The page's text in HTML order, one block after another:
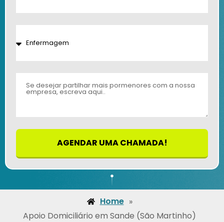
AGENDAR UMA CHAMADA!
Home »
Apoio Domiciliário em Sande (São Martinho)